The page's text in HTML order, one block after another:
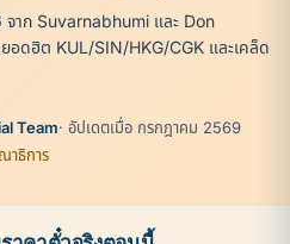
าก Suvarnabhumi และ Don
ดฮิต KUL/SIN/HKG/CGK และเคล็ด
Team· อัปเดตเมื่อ กรกฎาคม 2569
าธิการ